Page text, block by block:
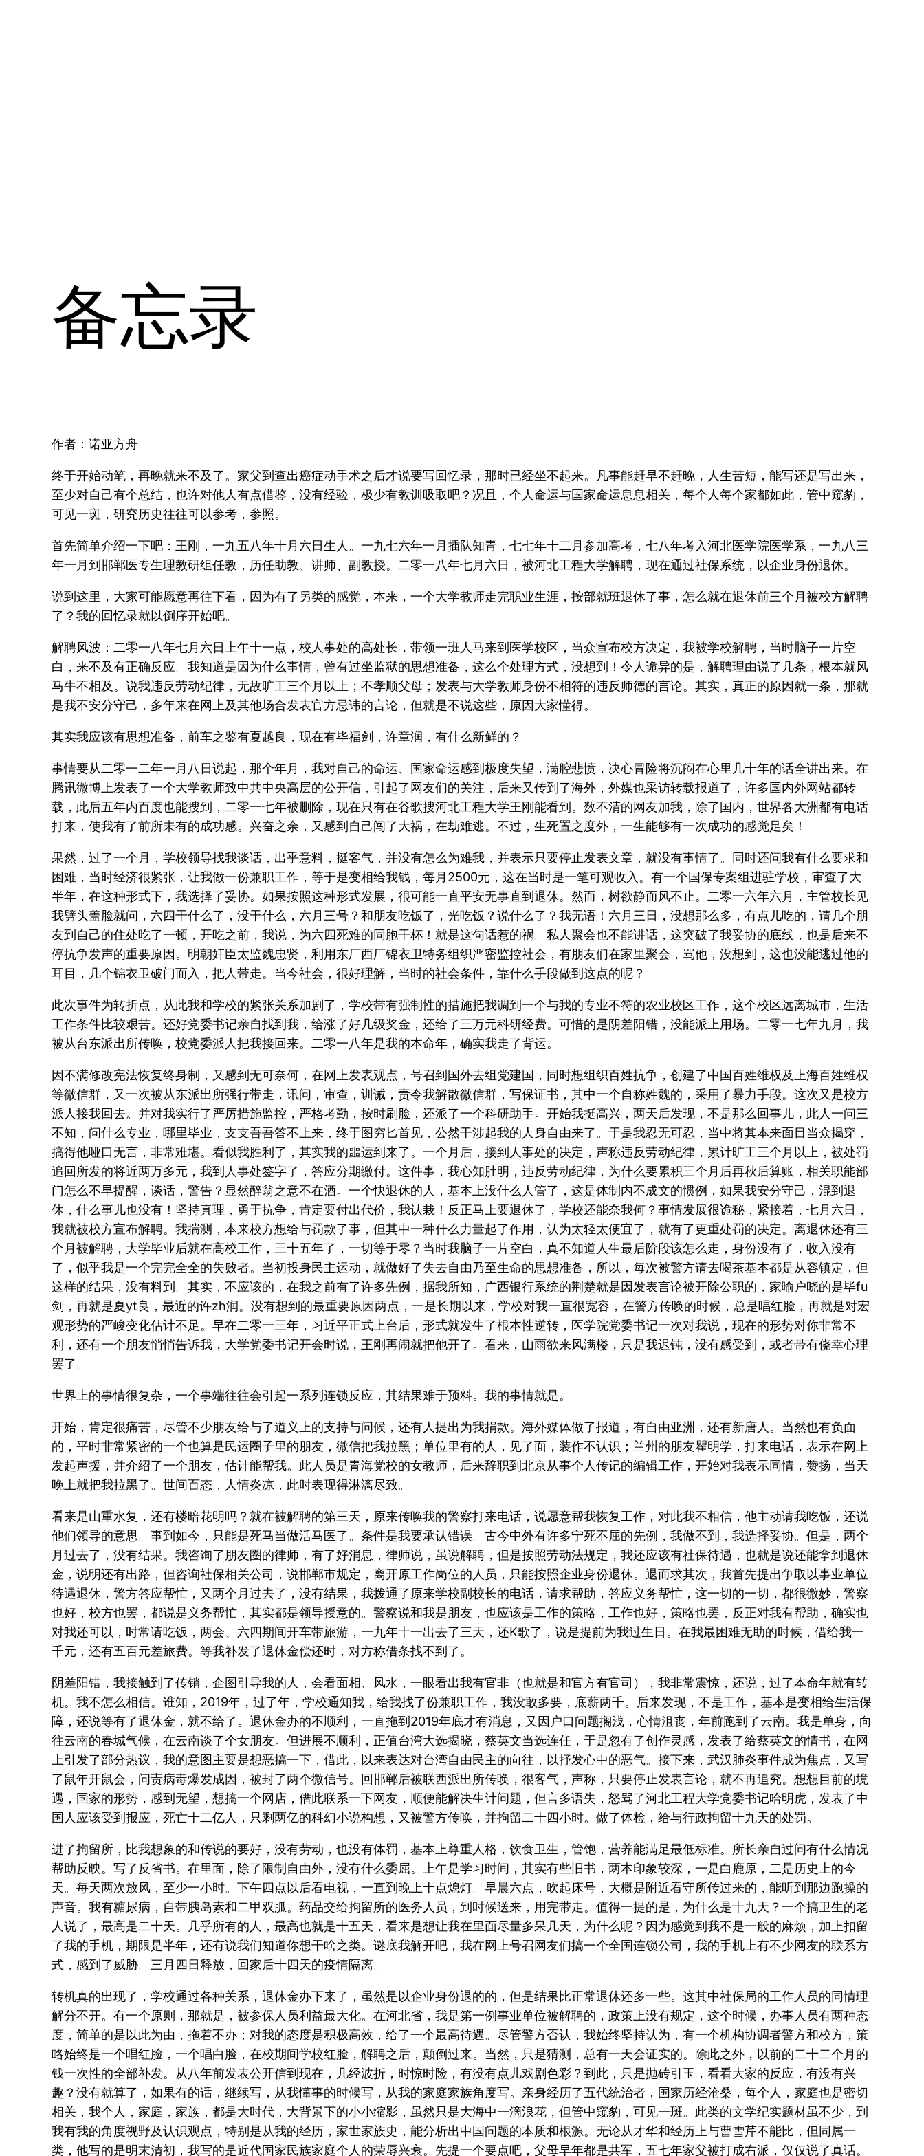
备忘录
作者：诺亚方舟
终于开始动笔，再晚就来不及了。家父到查出癌症动手术之后才说要写回忆录，那时已经坐不起来。凡事能赶早不赶晚，人生苦短，能写还是写出来，
至少对自己有个总结，也许对他人有点借鉴，没有经验，极少有教训吸取吧？况且，个人命运与国家命运息息相关，每个人每个家都如此，管中窥豹，
可见一斑，研究历史往往可以参考，参照。
首先简单介绍一下吧：王刚，一九五八年十月六日生人。一九七六年一月插队知青，七七年十二月参加高考，七八年考入河北医学院医学系，一九八三
年一月到邯郸医专生理教研组任教，历任助教、讲师、副教授。二零一八年七月六日，被河北工程大学解聘，现在通过社保系统，以企业身份退休。
说到这里，大家可能愿意再往下看，因为有了另类的感觉，本来，一个大学教师走完职业生涯，按部就班退休了事，怎么就在退休前三个月被校方解聘
了？我的回忆录就以倒序开始吧。
解聘风波：二零一八年七月六日上午十一点，校人事处的高处长，带领一班人马来到医学校区，当众宣布校方决定，我被学校解聘，当时脑子一片空
白，来不及有正确反应。我知道是因为什么事情，曾有过坐监狱的思想准备，这么个处理方式，没想到！令人诡异的是，解聘理由说了几条，根本就风
马牛不相及。说我违反劳动纪律，无故旷工三个月以上；不孝顺父母；发表与大学教师身份不相符的违反师德的言论。其实，真正的原因就一条，那就
是我不安分守己，多年来在网上及其他场合发表官方忌讳的言论，但就是不说这些，原因大家懂得。
其实我应该有思想准备，前车之鉴有夏越良，现在有毕福剑，许章润，有什么新鲜的？
事情要从二零一二年一月八日说起，那个年月，我对自己的命运、国家命运感到极度失望，满腔悲愤，决心冒险将沉闷在心里几十年的话全讲出来。在
腾讯微博上发表了一个大学教师致中共中央高层的公开信，引起了网友们的关注，后来又传到了海外，外媒也采访转载报道了，许多国内外网站都转
载，此后五年内百度也能搜到，二零一七年被删除，现在只有在谷歌搜河北工程大学王刚能看到。数不清的网友加我，除了国内，世界各大洲都有电话
打来，使我有了前所未有的成功感。兴奋之余，又感到自己闯了大祸，在劫难逃。不过，生死置之度外，一生能够有一次成功的感觉足矣！
果然，过了一个月，学校领导找我谈话，出乎意料，挺客气，并没有怎么为难我，并表示只要停止发表文章，就没有事情了。同时还问我有什么要求和
困难，当时经济很紧张，让我做一份兼职工作，等于是变相给我钱，每月2500元，这在当时是一笔可观收入。有一个国保专案组进驻学校，审查了大
半年，在这种形式下，我选择了妥协。如果按照这种形式发展，很可能一直平安无事直到退休。然而，树欲静而风不止。二零一六年六月，主管校长见
我劈头盖脸就问，六四干什么了，没干什么，六月三号？和朋友吃饭了，光吃饭？说什么了？我无语！六月三日，没想那么多，有点儿吃的，请几个朋
友到自己的住处吃了一顿，开吃之前，我说，为六四死难的同胞干杯！就是这句话惹的祸。私人聚会也不能讲话，这突破了我妥协的底线，也是后来不
停抗争发声的重要原因。明朝奸臣太监魏忠贤，利用东厂西厂锦衣卫特务组织严密监控社会，有朋友们在家里聚会，骂他，没想到，这也没能逃过他的
耳目，几个锦衣卫破门而入，把人带走。当今社会，很好理解，当时的社会条件，靠什么手段做到这点的呢？
此次事件为转折点，从此我和学校的紧张关系加剧了，学校带有强制性的措施把我调到一个与我的专业不符的农业校区工作，这个校区远离城市，生活
工作条件比较艰苦。还好党委书记亲自找到我，给涨了好几级奖金，还给了三万元科研经费。可惜的是阴差阳错，没能派上用场。二零一七年九月，我
被从台东派出所传唤，校党委派人把我接回来。二零一八年是我的本命年，确实我走了背运。
因不满修改宪法恢复终身制，又感到无可奈何，在网上发表观点，号召到国外去组党建国，同时想组织百姓抗争，创建了中国百姓维权及上海百姓维权
等微信群，又一次被从东派出所强行带走，讯问，审查，训诫，责令我解散微信群，写保证书，其中一个自称姓魏的，采用了暴力手段。这次又是校方
派人接我回去。并对我实行了严厉措施监控，严格考勤，按时刷脸，还派了一个科研助手。开始我挺高兴，两天后发现，不是那么回事儿，此人一问三
不知，问什么专业，哪里毕业，支支吾吾答不上来，终于图穷匕首见，公然干涉起我的人身自由来了。于是我忍无可忍，当中将其本来面目当众揭穿，
搞得他哑口无言，非常难堪。看似我胜利了，其实我的噩运到来了。一个月后，接到人事处的决定，声称违反劳动纪律，累计旷工三个月以上，被处罚
追回所发的将近两万多元，我到人事处签字了，答应分期缴付。这件事，我心知肚明，违反劳动纪律，为什么要累积三个月后再秋后算账，相关职能部
门怎么不早提醒，谈话，警告？显然醉翁之意不在酒。一个快退休的人，基本上没什么人管了，这是体制内不成文的惯例，如果我安分守己，混到退
休，什么事儿也没有！坚持真理，勇于抗争，肯定要付出代价，我认栽！反正马上要退休了，学校还能奈我何？事情发展很诡秘，紧接着，七月六日，
我就被校方宣布解聘。我揣测，本来校方想给与罚款了事，但其中一种什么力量起了作用，认为太轻太便宜了，就有了更重处罚的决定。离退休还有三
个月被解聘，大学毕业后就在高校工作，三十五年了，一切等于零？当时我脑子一片空白，真不知道人生最后阶段该怎么走，身份没有了，收入没有
了，似乎我是一个完完全全的失败者。当初投身民主运动，就做好了失去自由乃至生命的思想准备，所以，每次被警方请去喝茶基本都是从容镇定，但
这样的结果，没有料到。其实，不应该的，在我之前有了许多先例，据我所知，广西银行系统的荆楚就是因发表言论被开除公职的，家喻户晓的是毕fu
剑，再就是夏yt良，最近的许zh润。没有想到的最重要原因两点，一是长期以来，学校对我一直很宽容，在警方传唤的时候，总是唱红脸，再就是对宏
观形势的严峻变化估计不足。早在二零一三年，习近平正式上台后，形式就发生了根本性逆转，医学院党委书记一次对我说，现在的形势对你非常不
利，还有一个朋友悄悄告诉我，大学党委书记开会时说，王刚再闹就把他开了。看来，山雨欲来风满楼，只是我迟钝，没有感受到，或者带有侥幸心理
罢了。
世界上的事情很复杂，一个事端往往会引起一系列连锁反应，其结果难于预料。我的事情就是。
开始，肯定很痛苦，尽管不少朋友给与了道义上的支持与问候，还有人提出为我捐款。海外媒体做了报道，有自由亚洲，还有新唐人。当然也有负面
的，平时非常紧密的一个也算是民运圈子里的朋友，微信把我拉黑；单位里有的人，见了面，装作不认识；兰州的朋友瞿明学，打来电话，表示在网上
发起声援，并介绍了一个朋友，估计能帮我。此人员是青海党校的女教师，后来辞职到北京从事个人传记的编辑工作，开始对我表示同情，赞扬，当天
晚上就把我拉黑了。世间百态，人情炎凉，此时表现得淋漓尽致。
看来是山重水复，还有楼暗花明吗？就在被解聘的第三天，原来传唤我的警察打来电话，说愿意帮我恢复工作，对此我不相信，他主动请我吃饭，还说
他们领导的意思。事到如今，只能是死马当做活马医了。条件是我要承认错误。古今中外有许多宁死不屈的先例，我做不到，我选择妥协。但是，两个
月过去了，没有结果。我咨询了朋友圈的律师，有了好消息，律师说，虽说解聘，但是按照劳动法规定，我还应该有社保待遇，也就是说还能拿到退休
金，说明还有出路，但咨询社保相关公司，说邯郸市规定，离开原工作岗位的人员，只能按照企业身份退休。退而求其次，我首先提出争取以事业单位
待遇退休，警方答应帮忙，又两个月过去了，没有结果，我拨通了原来学校副校长的电话，请求帮助，答应义务帮忙，这一切的一切，都很微妙，警察
也好，校方也罢，都说是义务帮忙，其实都是领导授意的。警察说和我是朋友，也应该是工作的策略，工作也好，策略也罢，反正对我有帮助，确实也
对我还可以，时常请吃饭，两会、六四期间开车带旅游，一九年十一出去了三天，还K歌了，说是提前为我过生日。在我最困难无助的时候，借给我一
千元，还有五百元差旅费。等我补发了退休金偿还时，对方称借条找不到了。
阴差阳错，我接触到了传销，企图引导我的人，会看面相、风水，一眼看出我有官非（也就是和官方有官司），我非常震惊，还说，过了本命年就有转
机。我不怎么相信。谁知，2019年，过了年，学校通知我，给我找了份兼职工作，我没敢多要，底薪两千。后来发现，不是工作，基本是变相给生活保
障，还说等有了退休金，就不给了。退休金办的不顺利，一直拖到2019年底才有消息，又因户口问题搁浅，心情沮丧，年前跑到了云南。我是单身，向
往云南的春城气候，在云南谈了个女朋友。但进展不顺利，正值台湾大选揭晓，蔡英文当选连任，于是忽有了创作灵感，发表了给蔡英文的情书，在网
上引发了部分热议，我的意图主要是想恶搞一下，借此，以来表达对台湾自由民主的向往，以抒发心中的恶气。接下来，武汉肺炎事件成为焦点，又写
了鼠年开鼠会，问责病毒爆发成因，被封了两个微信号。回邯郸后被联西派出所传唤，很客气，声称，只要停止发表言论，就不再追究。想想目前的境
遇，国家的形势，感到无望，想搞一个网店，借此联系一下网友，顺便能解决生计问题，但言多语失，怒骂了河北工程大学党委书记哈明虎，发表了中
国人应该受到报应，死亡十二亿人，只剩两亿的科幻小说构想，又被警方传唤，并拘留二十四小时。做了体检，给与行政拘留十九天的处罚。
进了拘留所，比我想象的和传说的要好，没有劳动，也没有体罚，基本上尊重人格，饮食卫生，管饱，营养能满足最低标准。所长亲自过问有什么情况
帮助反映。写了反省书。在里面，除了限制自由外，没有什么委屈。上午是学习时间，其实有些旧书，两本印象较深，一是白鹿原，二是历史上的今
天。每天两次放风，至少一小时。下午四点以后看电视，一直到晚上十点熄灯。早晨六点，吹起床号，大概是附近看守所传过来的，能听到那边跑操的
声音。我有糖尿病，自带胰岛素和二甲双胍。药品交给拘留所的医务人员，到时候送来，用完带走。值得一提的是，为什么是十九天？一个搞卫生的老
人说了，最高是二十天。几乎所有的人，最高也就是十五天，看来是想让我在里面尽量多呆几天，为什么呢？因为感觉到我不是一般的麻烦，加上扣留
了我的手机，期限是半年，还有说我们知道你想干啥之类。谜底我解开吧，我在网上号召网友们搞一个全国连锁公司，我的手机上有不少网友的联系方
式，感到了威胁。三月四日释放，回家后十四天的疫情隔离。
转机真的出现了，学校通过各种关系，退休金办下来了，虽然是以企业身份退的的，但是结果比正常退休还多一些。这其中社保局的工作人员的同情理
解分不开。有一个原则，那就是，被参保人员利益最大化。在河北省，我是第一例事业单位被解聘的，政策上没有规定，这个时候，办事人员有两种态
度，简单的是以此为由，拖着不办；对我的态度是积极高效，给了一个最高待遇。尽管警方否认，我始终坚持认为，有一个机构协调者警方和校方，策
略始终是一个唱红脸，一个唱白脸，在校期间学校红脸，解聘之后，颠倒过来。当然，只是猜测，总有一天会证实的。除此之外，以前的二十二个月的
钱一次性的全部补发。从八年前发表公开信到现在，几经波折，时惊时险，有没有点儿戏剧色彩？到此，只是抛砖引玉，看看大家的反应，有没有兴
趣？没有就算了，如果有的话，继续写，从我懂事的时候写，从我的家庭家族角度写。亲身经历了五代统治者，国家历经沧桑，每个人，家庭也是密切
相关，我个人，家庭，家族，都是大时代，大背景下的小小缩影，虽然只是大海中一滴浪花，但管中窥豹，可见一斑。此类的文学纪实题材虽不少，到
我有我的角度视野及认识观点，特别是从我的经历，家世家族史，能分析出中国问题的本质和根源。无论从才华和经历上与曹雪芹不能比，但同属一
类，他写的是明末清初，我写的是近代国家民族家庭个人的荣辱兴衰。先提一个要点吧，父母早年都是共军，五七年家父被打成右派，仅仅说了真话。